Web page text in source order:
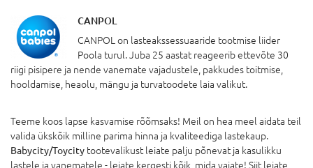
CANPOL
CANPOL on lasteakssessuaaride tootmise liider
Poola turul. Juba 25 aastat reageerib ettevõte 30
riigi pisipere ja nende vanemate vajadustele, pakkudes toitmise,
hooldamise, heaolu, mängu ja turvatoodete laia valikut.
Teeme koos lapse kasvamise rõõmsaks! Meil on hea meel aidata teil
valida ükskõik milline parima hinna ja kvaliteediga lastekaup.
Babycity/Toycity tootevalikust leiate palju põnevat ja kasulikku
lastele ja vanematele - leiate kergesti kõik, mida vajate! Siit leiate